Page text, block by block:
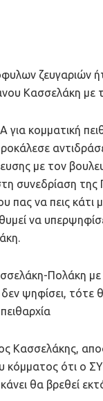
ζευγαριών
Κασσελάκη με
κομματική
με τον
συνεδρίαση της
να πεις κάτι
να
Πολάκη
ψηφίσει, τότε
ότι ο
θα βρεθεί